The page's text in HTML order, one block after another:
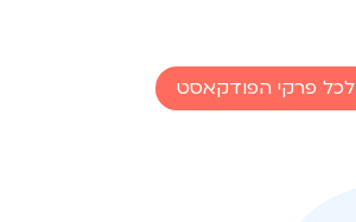
לכל פרקי הפודקאסט